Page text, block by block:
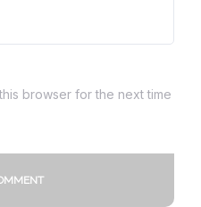
browser for the next time